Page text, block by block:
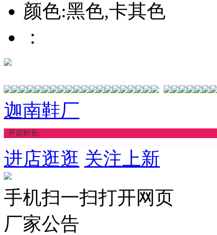
颜色:黑色,卡其色
：
迦南鞋厂
开店时长:
进店逛逛 关注上新
手机扫一扫打开网页
厂家公告